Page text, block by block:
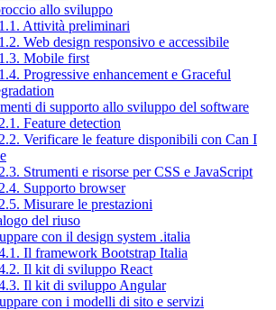
allo sviluppo
Attività preliminari
Web design responsivo e accessibile
Mobile first
Progressive enhancement e Graceful
di supporto allo sviluppo del software
Feature detection
Verificare le feature disponibili con Can I
Strumenti e risorse per CSS e JavaScript
Supporto browser
Misurare le prestazioni
del riuso
con il design system .italia
Il framework Bootstrap Italia
Il kit di sviluppo React
Il kit di sviluppo Angular
con i modelli di sito e servizi